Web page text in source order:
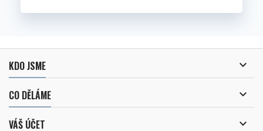
KDO JSME 
CO DĚLÁME 
VÁŠ ÚČET 